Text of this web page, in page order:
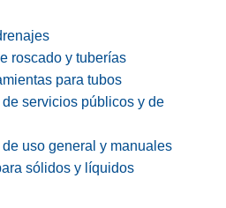
roscado y tuberías
para tubos
servicios públicos y de
uso general y manuales
sólidos y líquidos